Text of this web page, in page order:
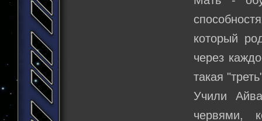
который
через
такая
Учили
червями,